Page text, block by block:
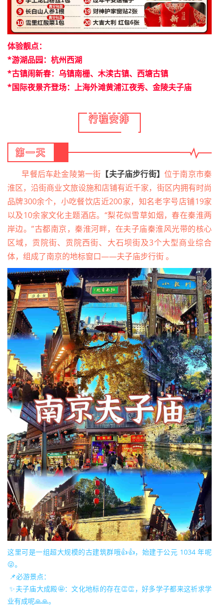
体验靓点：
*游湖品园：杭州西湖
*古镇闹新春：乌镇南栅、木渎古镇、西塘古镇
*国际夜景齐登场：上海外滩黄浦江夜秀、金陵夫子庙
行程安排
第一天
早餐后车赴金陵第一街 【夫子庙步行街】位于南京市秦
淮区，沿街商业文旅设施和店铺有近千家，街区内拥有时尚
品牌300余个，小吃餐饮店近200家，知名老字号店铺19家
以及10余家文化主题酒店。“梨花似雪草如烟，春在秦淮两
岸边。”古都南京，秦淮河畔，在夫子庙秦淮风光带的核心
区域，贡院街、贡院西街、大石坝街及3个大型商业综合
体，组成了南京的地标窗口——夫子庙步行街 。
这里可是一组超大规模的古建筑群哦👍👍，始建于公元 1034 年呢
😜。
📌必游景点：
✨夫子庙大成殿🤩：文化地标的存在👏👏，好多学子都来这祈求学
业有成呢🙏🙏。